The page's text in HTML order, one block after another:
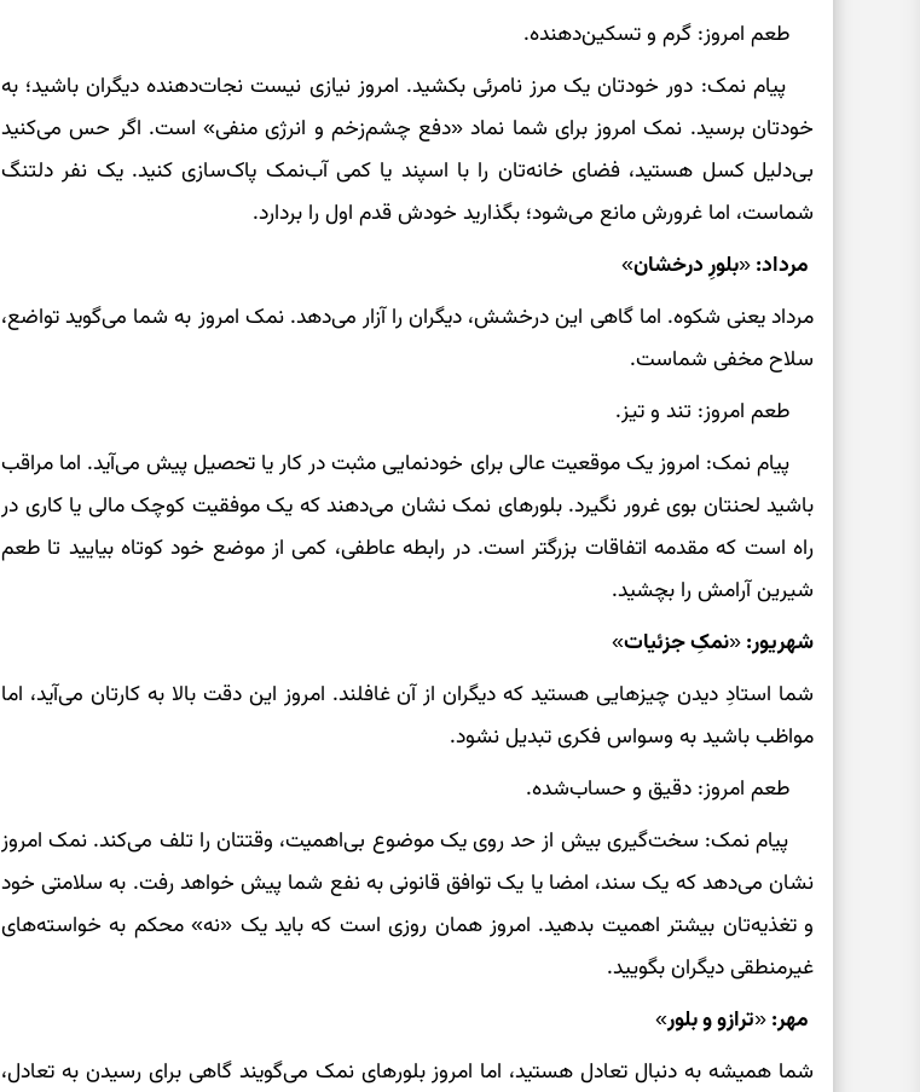
طعم امروز: گرم و تسکین‌دهنده.
پیام نمک: دور خودتان یک مرز نامرئی بکشید. امروز نیازی نیست نجات‌دهنده دیگران باشید؛ به
خودتان برسید. نمک امروز برای شما نماد «دفع چشم‌زخم و انرژی منفی» است. اگر حس می‌کنید
بی‌دلیل کسل هستید، فضای خانه‌تان را با اسپند یا کمی آب‌نمک پاک‌سازی کنید. یک نفر دلتنگ
شماست، اما غرورش مانع می‌شود؛ بگذارید خودش قدم اول را بردارد.
مرداد: «بلورِ درخشان»
مرداد یعنی شکوه. اما گاهی این درخشش، دیگران را آزار می‌دهد. نمک امروز به شما می‌گوید تواضع،
سلاح مخفی شماست.
طعم امروز: تند و تیز.
پیام نمک: امروز یک موقعیت عالی برای خودنمایی مثبت در کار یا تحصیل پیش می‌آید. اما مراقب
باشید لحنتان بوی غرور نگیرد. بلورهای نمک نشان می‌دهند که یک موفقیت کوچک مالی یا کاری در
راه است که مقدمه اتفاقات بزرگتر است. در رابطه عاطفی، کمی از موضع خود کوتاه بیایید تا طعم
شیرین آرامش را بچشید.
شهریور: «نمکِ جزئیات»
شما استادِ دیدن چیزهایی هستید که دیگران از آن غافلند. امروز این دقت بالا به کارتان می‌آید، اما
مواظب باشید به وسواس فکری تبدیل نشود.
طعم امروز: دقیق و حساب‌شده.
پیام نمک: سخت‌گیری بیش از حد روی یک موضوع بی‌اهمیت، وقتتان را تلف می‌کند. نمک امروز
نشان می‌دهد که یک سند، امضا یا یک توافق قانونی به نفع شما پیش خواهد رفت. به سلامتی خود
و تغذیه‌تان بیشتر اهمیت بدهید. امروز همان روزی است که باید یک «نه» محکم به خواسته‌های
غیرمنطقی دیگران بگویید.
مهر: «ترازو و بلور»
شما همیشه به دنبال تعادل هستید، اما امروز بلورهای نمک می‌گویند گاهی برای رسیدن به تعادل،